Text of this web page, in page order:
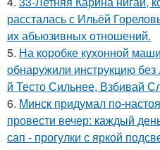
рассталась с Ильёй
их абьюзивных отношений.
5. На коробке кухонной
обнаружили инструкцию
й Тесто Сильнее, Взбивай
6. Минск придумал по-
провести вечер: каждый
сап - прогулки с яркой